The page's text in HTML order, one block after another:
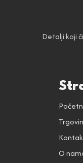
Detalji koji
O